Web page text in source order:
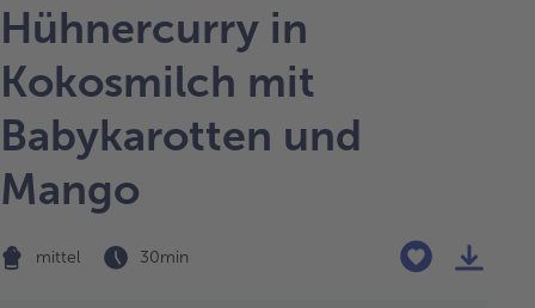
Hühnercurry in
Kokosmilch mit
Babykarotten und
Mango
mittel 30 min